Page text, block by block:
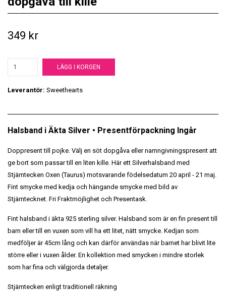
349 kr
LÄGG I KORGEN
Leverantör: Sweethearts
Halsband i Äkta Silver • Presentförpackning Ingår
Doppresent till pojke. Välj en söt dopgåva eller namngivningspresent att
ge bort som passar till en liten kille . Här ett Silverhalsband med
Stjärntecken Oxen (Taurus) motsvarande födelsedatum 20 april - 21 maj.
Fint smycke med kedja och hängande smycke med bild av
Stjärntecknet. Fri Fraktmöjlighet och Presentask.
Fint halsband i äkta 925 sterling silver. Halsband som är en fin present till
barn eller till en vuxen som vill ha ett litet, nätt smycke. Kedjan som
medföljer är 45cm lång och kan därför användas när barnet har blivit lite
större eller i vuxen ålder. En kollektion med smycken i mindre storlek
som har fina och välgjorda detaljer.
Stjärntecken enligt traditionell räkning